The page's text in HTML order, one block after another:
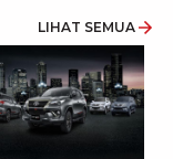
LIHAT SEMUA